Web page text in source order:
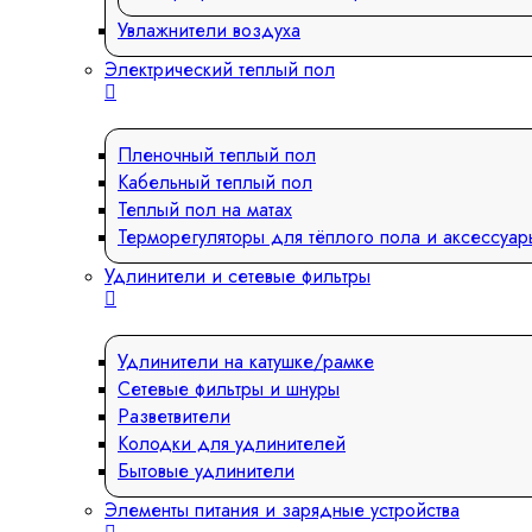
Увлажнители воздуха
Электрический теплый пол
Пленочный теплый пол
Кабельный теплый пол
Теплый пол на матах
Терморегуляторы для тёплого пола и
Удлинители и сетевые фильтры
Удлинители на катушке/рамке
Сетевые фильтры и шнуры
Разветвители
Колодки для удлинителей
Бытовые удлинители
Элементы питания и зарядные устройства